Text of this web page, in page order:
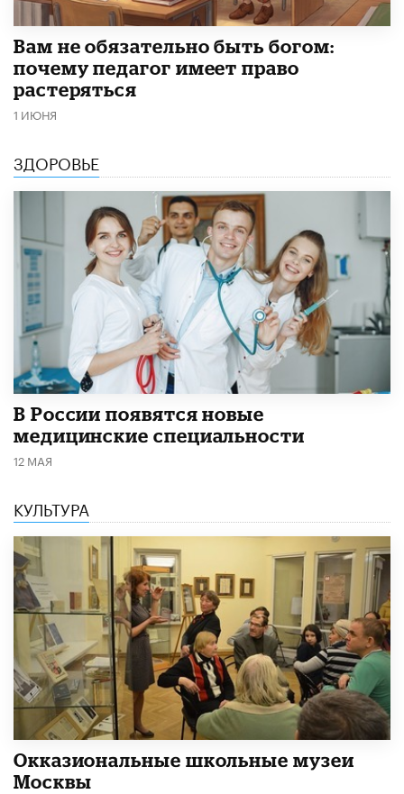
​Вам не обязательно быть богом:
почему педагог имеет право
растеряться
1 ИЮНЯ
ЗДОРОВЬЕ
В России появятся новые
медицинские специальности
12 МАЯ
КУЛЬТУРА
​Окказиональные школьные музеи
Москвы